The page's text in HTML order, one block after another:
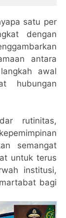
satu per
dengan
antara
awal
hubungan
rutinitas,
semangat
untuk terus
institusi,
bagi